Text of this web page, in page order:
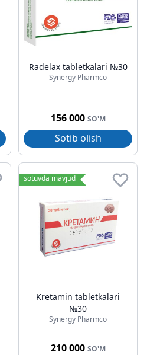
Radelax tabletkalari №30
Synergy Pharmco
156 000 SO'M
Sotib olish
sotuvda mavjud
Kretamin tabletkalari
№30
Synergy Pharmco
210 000 SO'M